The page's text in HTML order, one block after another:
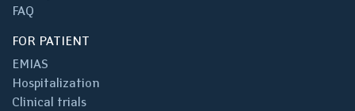
FAQ
FOR PATIENT
EMIAS
Hospitalization
Clinical trials